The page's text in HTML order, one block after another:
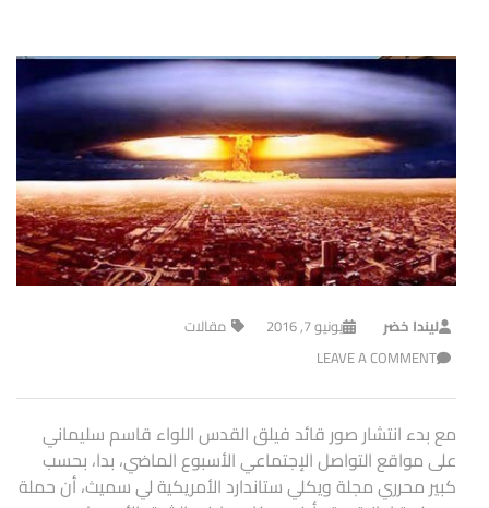
ليندا خضر يونيو 7, 2016
مقالات
LEAVE A COMMENT
مع بدء انتشار صور قائد فيلق القدس اللواء قاسم سليماني
على مواقع التواصل الإجتماعي الأسبوع الماضي، بدا، بحسب
كبير محرري مجلة ويكلي ستاندارد الأمريكية لي سميث، أن حملة